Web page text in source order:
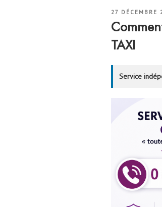
PUBLIÉ
27 DÉCEMBRE
TAXI
Service